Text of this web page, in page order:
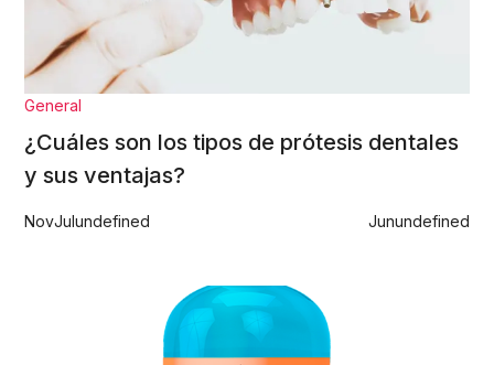
General
¿Cuáles son los tipos de prótesis dentales
y sus ventajas?
NovJulundefined Junundefined